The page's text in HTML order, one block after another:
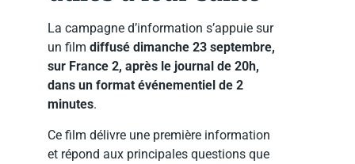
La campagne d’information s’appuie sur
un film diffusé dimanche 23 septembre,
sur France 2, après le journal de 20h,
dans un format événementiel de 2
minutes.
Ce film délivre une première information
et répond aux principales questions que